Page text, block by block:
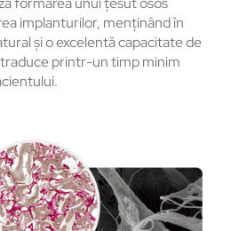
implanturilor, menținând în
și o excelentă capacitate de
printr-untimpminim
.